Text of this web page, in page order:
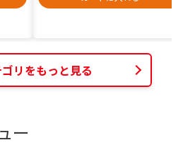
リをもっと見る
ー